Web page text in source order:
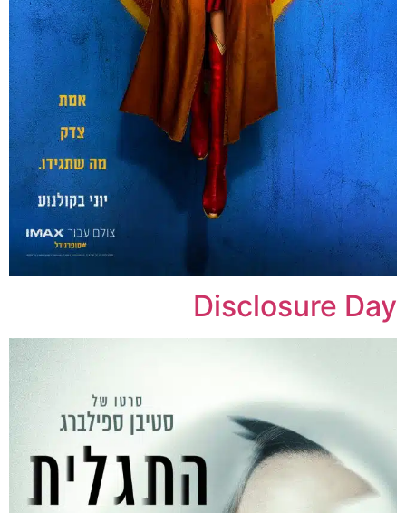
Disclosure Day